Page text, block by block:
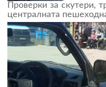
Проверки за скутери,
централната